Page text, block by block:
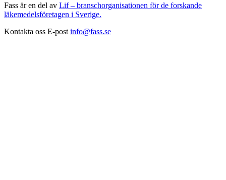
Fass är en del av Lif – branschorganisationen för de forskande
läkemedelsföretagen i Sverige.
Kontakta oss E-post info@fass.se